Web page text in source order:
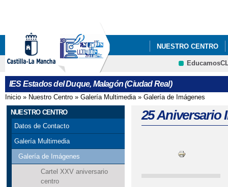
NUESTRO CENTRO
EXTRAESCOLARES
CERTIFICACIÓN
ENSEÑANZAS DE
LISTADO DE LIBROS
IES Estados del Duque, Malagón (Ciudad Real)
Se encuentra usted aquí
Inicio » Nuestro Centro » Galería Multimedia» Galería de Imágenes
NUESTRO CENTRO
Datos de Contacto
Galería Multimedia
Galería de Imágenes
Cartel XXV aniversario
centro
25 Aniversario